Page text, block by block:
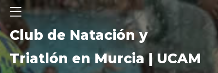
Club de Natación y
Triatlón en Murcia | UCAM